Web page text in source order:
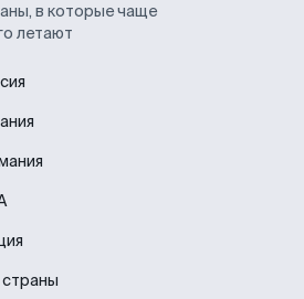
в которые чаще
летают